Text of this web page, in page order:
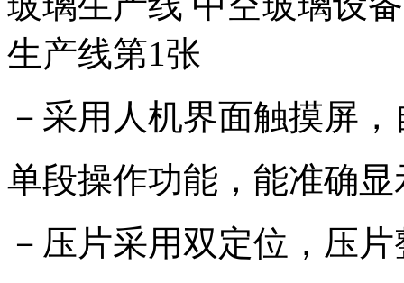
－采用人机界面触摸屏
单段操作功能，能准确
－压片采用双定位，压